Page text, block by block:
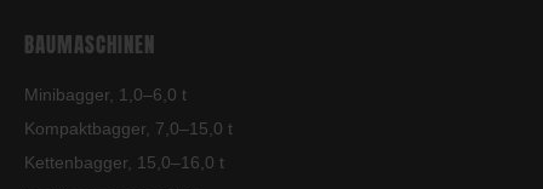
BAUMASCHINEN
Minibagger, 1,0–6,0 t
Kompaktbagger, 7,0–15,0 t
Kettenbagger, 15,0–16,0 t